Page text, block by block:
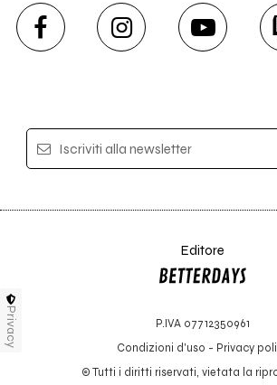
Iscriviti alla newsletter
Editore
P.IVA 07712350961
Condizioni d'uso - Privacy
© Tutti i diritti riservati, vietata la
Privacy